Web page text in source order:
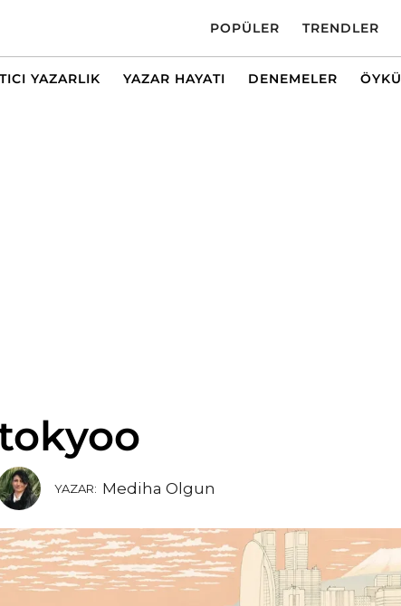
POPÜLER TRENDLER
YAZARLIK YAZAR HAYATI DENEMELER ÖYKÜ
YAZAR: Mediha Olgun